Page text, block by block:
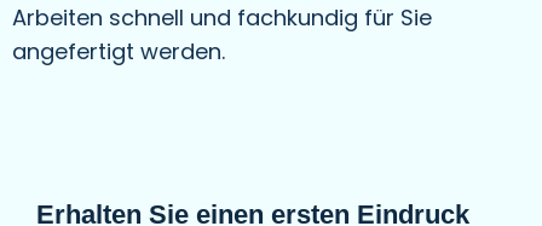
Arbeiten schnell und fachkundig für Sie
angefertigt werden.
Erhalten Sie einen ersten Eindruck